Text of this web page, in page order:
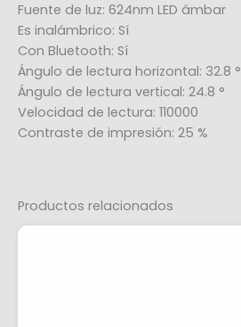
Fuente de luz: 624nm LED ámbar
Es inalámbrico: Sí
Con Bluetooth: Sí
Ángulo de lectura horizontal: 32.8 °
Ángulo de lectura vertical: 24.8 °
Velocidad de lectura: 110000
Contraste de impresión: 25 %
Productos relacionados